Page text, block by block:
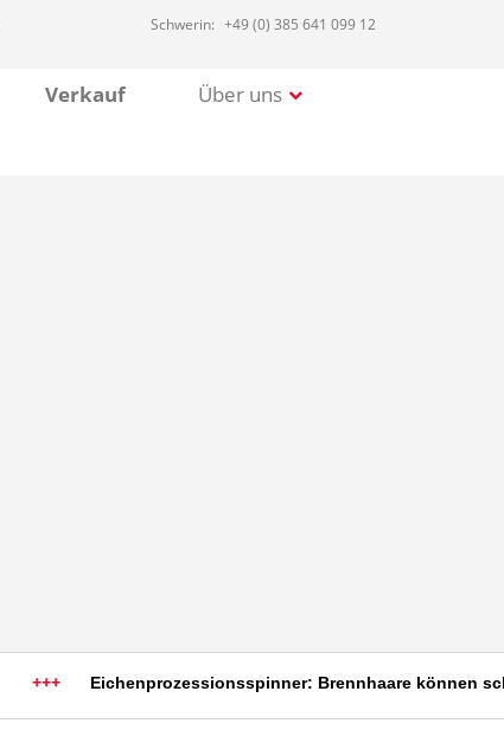
Schwerin: +49 (0) 385 641 099 12
Verkauf Über uns
+++ Eichenprozessionsspinner: Brennhaare können